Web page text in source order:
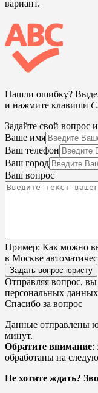
вариант.
Нашли ошибку?
и нажмите клавиши
Задайте свой вопрос
Ваше имя
Ваш телефон
Ваш город
Ваш вопрос
Пример: Как можно
в Москве
Задать вопрос юристу
Отправляя вопрос, вы
персональных данных
Спасибо за вопрос
Данные отправлены
минут.
Обратите внимание:
обработаны на
Не хотите ждать?